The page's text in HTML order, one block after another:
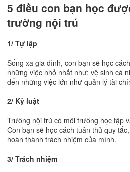
5 điều con bạn học
trường nội trú
1/ Tự lập
Sống xa gia đình, con bạn sẽ học
những việc nhỏ nhất như: vệ sinh cá
đến những việc lớn như quản lý tài
2/ Kỷ luật
Trường nội trú có môi trường học tập
Con bạn sẽ học cách tuân thủ quy
hoàn thành trách nhiệm của mình.
3/ Trách nhiệm